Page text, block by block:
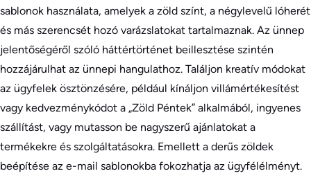
sablonok használata, amelyek a zöld színt, a négylevelű lóherét
és más szerencsét hozó varázslatokat tartalmaznak. Az ünnep
jelentőségéről szóló háttértörténet beillesztése szintén
hozzájárulhat az ünnepi hangulathoz. Találjon kreatív módokat
az ügyfelek ösztönzésére, például kínáljon villámértékesítést
vagy kedvezménykódot a „Zöld Péntek” alkalmából, ingyenes
szállítást, vagy mutasson be nagyszerű ajánlatokat a
termékekre és szolgáltatásokra. Emellett a derűs zöldek
beépítése az e-mail sablonokba fokozhatja az ügyfélélményt.